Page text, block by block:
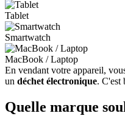
Tablet
Smartwatch
MacBook / Laptop
En vendant votre appareil,
un déchet électronique. C'est
Quelle marque